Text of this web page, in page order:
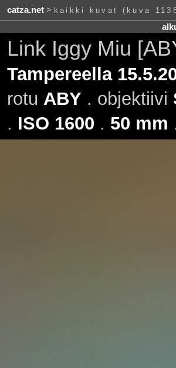
catza.net> kaikki kuvat (kuva
Link Iggy Miu
Tampereella
rotu ABY . objektiivi
. ISO 1600 . 50 mm